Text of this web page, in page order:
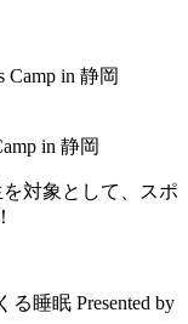
in 静岡
対象として、スポ